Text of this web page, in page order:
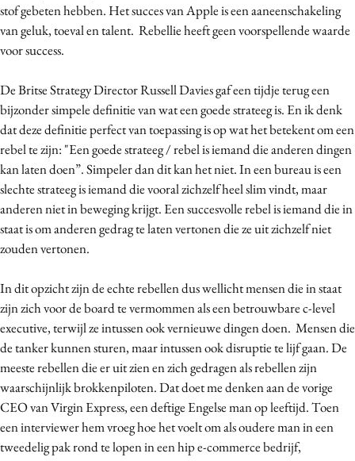
stof gebeten hebben. Het succes van Apple is een aaneenschakeling
van geluk, toeval en talent. Rebellie heeft geen voorspellende waarde
voor success.
De Britse Strategy Director Russell Davies gaf een tijdje terug een
bijzonder simpele definitie van wat een goede strateeg is. En ik denk
dat deze definitie perfect van toepassing is op wat het betekent om een
rebel te zijn: "Een goede strateeg / rebel is iemand die anderen dingen
kan laten doen”. Simpeler dan dit kan het niet. In een bureau is een
slechte strateeg is iemand die vooral zichzelf heel slim vindt, maar
anderen niet in beweging krijgt. Een succesvolle rebel is iemand die in
staat is om anderen gedrag te laten vertonen die ze uit zichzelf niet
zouden vertonen.
In dit opzicht zijn de echte rebellen dus wellicht mensen die in staat
zijn zich voor de board te vermommen als een betrouwbare c-level
executive, terwijl ze intussen ook vernieuwe dingen doen. Mensen die
de tanker kunnen sturen, maar intussen ook disruptie te lijf gaan. De
meeste rebellen die er uit zien en zich gedragen als rebellen zijn
waarschijnlijk brokkenpiloten. Dat doet me denken aan de vorige
CEO van Virgin Express, een deftige Engelse man op leeftijd. Toen
een interviewer hem vroeg hoe het voelt om als oudere man in een
tweedelig pak rond te lopen in een hip e-commerce bedrijf,